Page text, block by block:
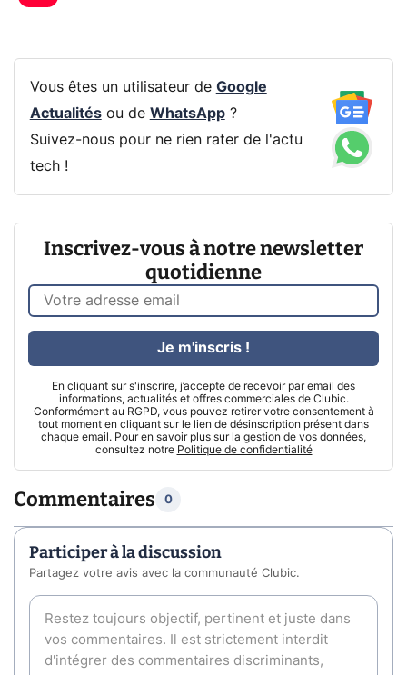
Vous êtes un utilisateur de Google
Actualitésou de WhatsApp?
Suivez-nous pour ne rien rater de l'actu
tech !
Inscrivez-vous à notre newsletter
quotidienne
En cliquant sur s'inscrire, j’accepte de recevoir par email des
informations, actualités et offres commerciales de Clubic.
Conformément au RGPD, vous pouvez retirer votre consentement à
tout moment en cliquant sur le lien de désinscription présent dans
chaque email. Pour en savoir plus sur la gestion de vos données,
consultez notre Politique de confidentialité
Je m'inscris !
Commentaires 0
Participer à la discussion
Partagez votre avis avec la communauté Clubic.